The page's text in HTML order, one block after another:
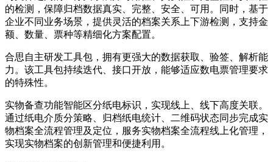
的检测，保障归档数据真实、完整、安全、可用。同时，基于
企业不同业务场景，提供灵活的档案关系上下游检测，支持金
额、数量、票种等精细化方案配置。
合思自主研发工具包，拥有更强大的数据获取、验签、解析能
力。该工具包持续迭代、接口开放，能够适应数电票管理要求
的特殊性。
实物备查功能智能区分纸电标识，实现线上、线下高度关联。
通过纸电介质分策略、归档纸电统计、二维码状态同步完成实
物档案全流程管理及定位，服务实物档案全流程线上化管理，
实现实物档案的创新管理和便捷利用。